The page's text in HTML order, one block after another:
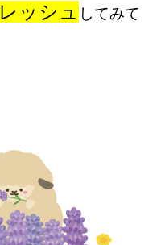
ッシュ してみて